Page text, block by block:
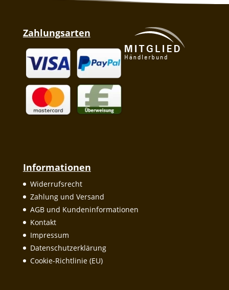
Zahlungsarten
Informationen
Widerrufsrecht
Zahlung und Versand
AGB und Kundeninformationen
Kontakt
Impressum
Datenschutzerklärung
Cookie-Richtlinie (EU)